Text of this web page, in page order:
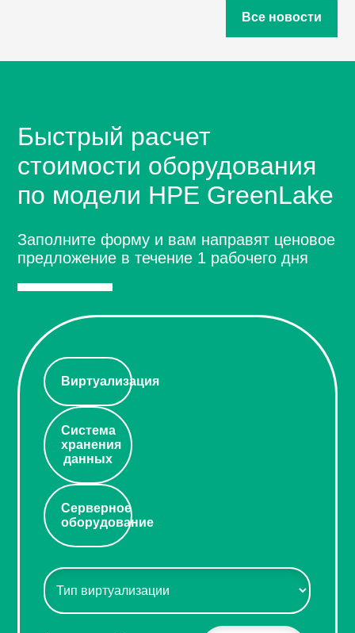
Все новости
Быстрый расчет
стоимости оборудования
по модели HPE GreenLake
Заполните форму и вам направят ценовое
предложение в течение 1 рабочего дня
Виртуализация
Система
хранения
данных
Серверное
оборудование